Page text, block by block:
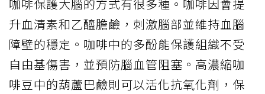
咖啡保護大腦的方式有很多種。咖啡因會提
升血清素和乙醯膽鹼，刺激腦部並維持血腦
障壁的穩定。咖啡中的多酚能保護組織不受
自由基傷害，並預防腦血管阻塞。高濃縮咖
啡豆中的葫蘆巴鹼則可以活化抗氧化劑，保